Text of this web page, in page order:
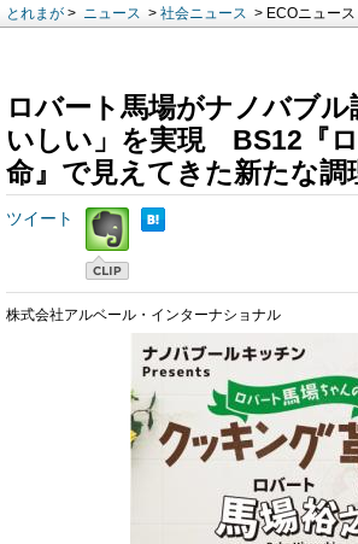
とれまが > ニュース > 社会ニュース > ECOニュース
ロバート馬場がナノバブ
いしい」を実現 BS12『
命』で見えてきた新たな調
ツイート
株式会社アルベール・インターナショナル